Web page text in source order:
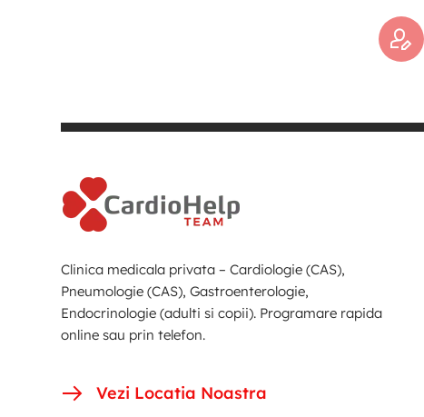
Clinica medicala privata – Cardiologie (CAS),
Pneumologie (CAS), Gastroenterologie,
Endocrinologie (adulti si copii). Programare rapida
online sau prin telefon.
Vezi Locatia Noastra